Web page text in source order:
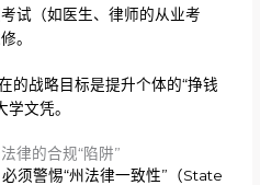
试（如医生、律师的从业考
。
的战略目标是提升个体的“挣钱
文凭。
律的合规“陷阱”
须警惕“州法律一致性”（State